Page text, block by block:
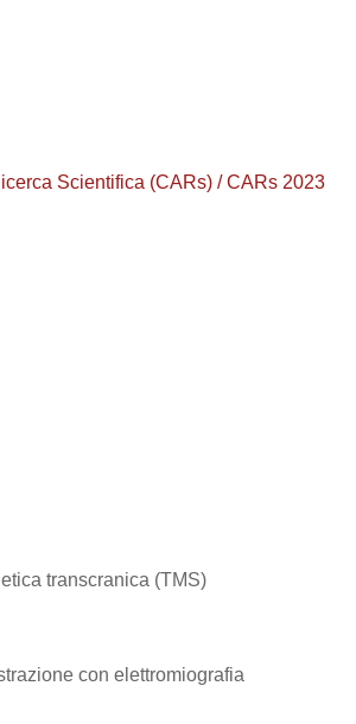
Scientifica (CARs) / CARs 2023
transcranica (TMS)
con elettromiografia